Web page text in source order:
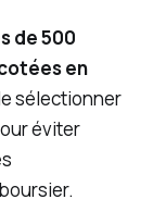
de 500
en
sélectionner
éviter